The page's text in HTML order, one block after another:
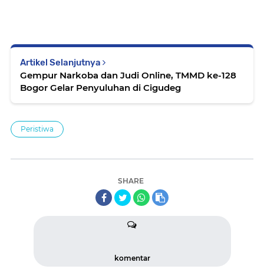
Artikel Selanjutnya
Gempur Narkoba dan Judi Online, TMMD ke-128
Bogor Gelar Penyuluhan di Cigudeg
Peristiwa
SHARE
komentar